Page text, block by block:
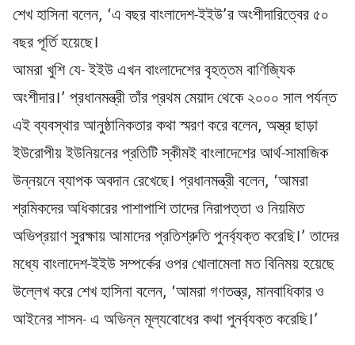
শেখ হাসিনা বলেন, ‘এ বছর বাংলাদেশ-ইইউ’র অংশীদারিত্বের ৫০
বছর পূর্তি হয়েছে।
আমরা খুশি যে- ইইউ এখন বাংলাদেশের বৃহত্তম বাণিজ্যিক
অংশীদার।’ প্রধানমন্ত্রী তাঁর প্রথম মেয়াদ থেকে ২০০০ সাল পর্যন্ত
এই ব্যবস্থার আনুষ্ঠানিকতার কথা স্মরণ করে বলেন, অস্ত্র ছাড়া
ইউরোপীয় ইউনিয়নের প্রতিটি স্কীমই বাংলাদেশের আর্থ-সামাজিক
উন্নয়নে ব্যাপক অবদান রেখেছে। প্রধানমন্ত্রী বলেন, ‘আমরা
শ্রমিকদের অধিকারের পাশাপাশি তাদের নিরাপত্তা ও নিয়মিত
অভিপ্রয়াণ সুরক্ষায় আমাদের প্রতিশ্রুতি পুনর্ব্যক্ত করেছি।’ তাদের
মধ্যে বাংলাদেশ-ইইউ সম্পর্কের ওপর খোলামেলা মত বিনিময় হয়েছে
উল্লেখ করে শেখ হাসিনা বলেন, ‘আমরা গণতন্ত্র, মানবাধিকার ও
আইনের শাসন- এ অভিন্ন মূল্যবোধের কথা পুনর্ব্যক্ত করেছি।’